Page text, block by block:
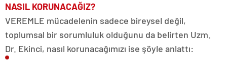
NASIL KORUNACAĞIZ?
VEREMLE mücadelenin sadece bireysel değil,
toplumsal bir sorumluluk olduğunu da belirten Uzm.
Dr. Ekinci, nasıl korunacağımızı ise şöyle anlattı: